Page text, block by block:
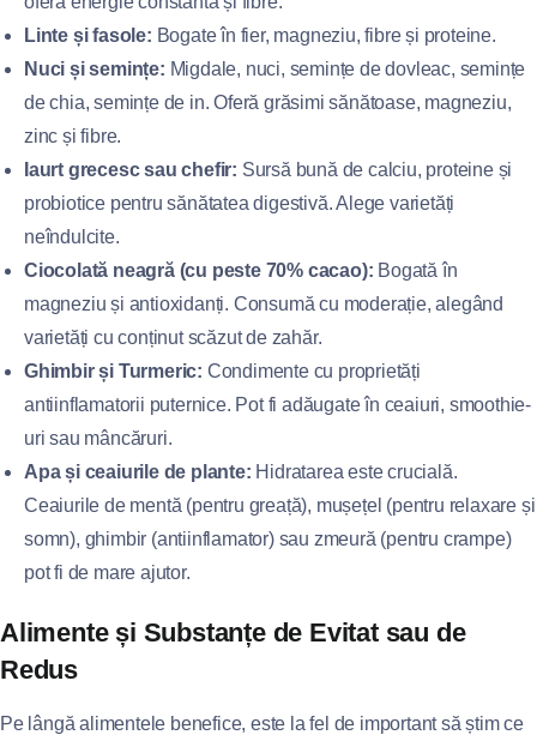
Linte și fasole: Bogate în fier, magneziu, fibre și proteine.
Nuci și semințe: Migdale, nuci, semințe de dovleac, semințe
de chia, semințe de in. Oferă grăsimi sănătoase, magneziu,
zinc și fibre.
Iaurt grecesc sau chefir: Sursă bună de calciu, proteine și
probiotice pentru sănătatea digestivă. Alege varietăți
neîndulcite.
Ciocolată neagră (cu peste 70% cacao): Bogată în
magneziu și antioxidanți. Consumă cu moderație, alegând
varietăți cu conținut scăzut de zahăr.
Ghimbir și Turmeric: Condimente cu proprietăți
antiinflamatorii puternice. Pot fi adăugate în ceaiuri, smoothie-
uri sau mâncăruri.
Apa și ceaiurile de plante: Hidratarea este crucială.
Ceaiurile de mentă (pentru greață), mușețel (pentru relaxare și
somn), ghimbir (antiinflamator) sau zmeură (pentru crampe)
pot fi de mare ajutor.
Alimente și Substanțe de Evitat sau de
Redus
Pe lângă alimentele benefice, este la fel de important să știm ce